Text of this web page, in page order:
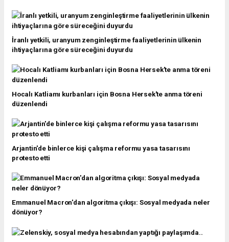
İranlı yetkili, uranyum zenginleştirme faaliyetlerinin ülkenin
ihtiyaçlarına göre süreceğini duyurdu
Hocalı Katliamı kurbanları için Bosna Hersek'te anma töreni
düzenlendi
Arjantin'de binlerce kişi çalışma reformu yasa tasarısını
protesto etti
Emmanuel Macron'dan algoritma çıkışı: Sosyal medyada neler
dönüyor?